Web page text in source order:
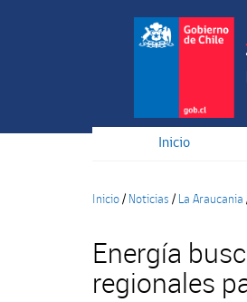
Inicio
Inicio/ Noticias / La Araucania
Energía
regionales